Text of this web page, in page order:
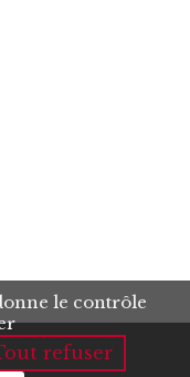
le contrôle
refuser